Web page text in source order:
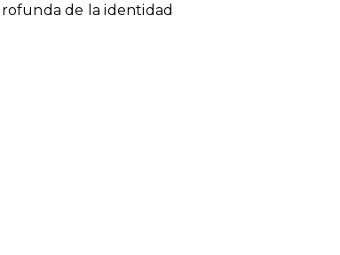
de la identidad